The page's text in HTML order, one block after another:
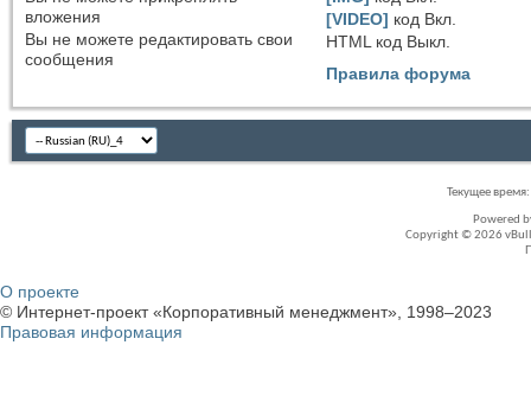
вложения
Вы не можете редактировать свои
сообщения
[VIDEO] код Вкл.
HTML код Выкл.
Правила форума
Текущее время:
Powered
Copyright © 2026
О проекте
© Интернет-проект «Корпоративный менеджмент», 1998–2023
Правовая информация